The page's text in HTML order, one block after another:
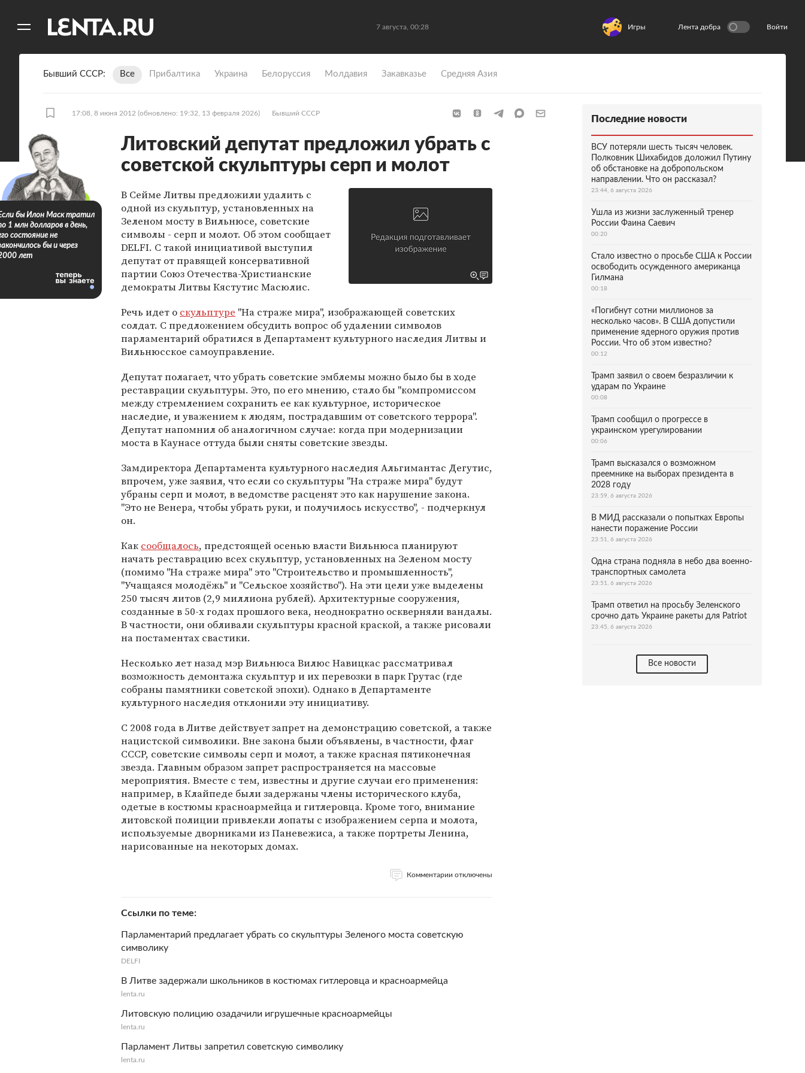
7 августа, 00:28 Игры Лента добра Войти
Бывший СССР Все Прибалтика Украина Белоруссия Молдавия Закавказье Средняя Азия
17:08, 8 июня 2012 (обновлено: 19:32, 13 февраля 2026) Бывший СССР
Литовский депутат предложил убрать с
советской скульптуры серп и молот
В Сейме Литвы предложили удалить с
одной из скульптур, установленных на
Зеленом мосту в Вильнюсе, советские
символы - серп и молот. Об этом сообщает
DELFI. С такой инициативой выступил
депутат от правящей консервативной
партии Союз Отечества-Христианские
демократы Литвы Кястутис Масюлис.
Речь идет о скульптуре "На страже мира", изображающей советских
солдат. С предложением обсудить вопрос об удалении символов
парламентарий обратился в Департамент культурного наследия Литвы и
Вильнюсское самоуправление.
Депутат полагает, что убрать советские эмблемы можно было бы в ходе
реставрации скульптуры. Это, по его мнению, стало бы "компромиссом
между стремлением сохранить ее как культурное, историческое
наследие, и уважением к людям, пострадавшим от советского террора".
Депутат напомнил об аналогичном случае: когда при модернизации
моста в Каунасе оттуда были сняты советские звезды.
Замдиректора Департамента культурного наследия Альгимантас Дегутис,
впрочем, уже заявил, что если со скульптуры "На страже мира" будут
убраны серп и молот, в ведомстве расценят это как нарушение закона.
"Это не Венера, чтобы убрать руки, и получилось искусство", - подчеркнул
он.
Как сообщалось, предстоящей осенью власти Вильнюса планируют
начать реставрацию всех скульптур, установленных на Зеленом мосту
(помимо "На страже мира" это "Строительство и промышленность",
"Учащаяся молодёжь" и "Сельское хозяйство"). На эти цели уже выделены
250 тысяч литов (2,9 миллиона рублей). Архитектурные сооружения,
созданные в 50-х годах прошлого века, неоднократно оскверняли вандалы.
В частности, они обливали скульптуры красной краской, а также рисовали
на постаментах свастики.
Несколько лет назад мэр Вильнюса Вилюс Навицкас рассматривал
возможность демонтажа скульптур и их перевозки в парк Грутас (где
собраны памятники советской эпохи). Однако в Департаменте
культурного наследия отклонили эту инициативу.
С 2008 года в Литве действует запрет на демонстрацию советской, а также
нацистской символики. Вне закона были объявлены, в частности, флаг
СССР, советские символы серп и молот, а также красная пятиконечная
звезда. Главным образом запрет распространяется на массовые
мероприятия. Вместе с тем, известны и другие случаи его применения:
например, в Клайпеде были задержаны члены исторического клуба,
одетые в костюмы красноармейца и гитлеровца. Кроме того, внимание
литовской полиции привлекли лопаты с изображением серпа и молота,
используемые дворниками из Паневежиса, а также портреты Ленина,
нарисованные на некоторых домах.
Комментарии отключены
Ссылки по теме
Парламентарий предлагает убрать со скульптуры Зеленого моста советскую
символику
DELFI
В Литве задержали школьников в костюмах гитлеровца и красноармейца
lenta.ru
Литовскую полицию озадачили игрушечные красноармейцы
lenta.ru
Парламент Литвы запретил советскую символику
lenta.ru
бы Илон Маск тратил
1 млн долларов в день,
состояние не
бы и через
лет
Последние новости
ВСУ потеряли шесть тысяч человек.
Полковник Шихабидов доложил Путину
об обстановке на добропольском
направлении. Что он рассказал?
23:44, 6 августа 2026
Ушла из жизни заслуженный тренер
России Фаина Саевич
00:20
Стало известно о просьбе США к России
освободить осужденного американца
Гилмана
00:18
«Погибнут сотни миллионов за
несколько часов». В США допустили
применение ядерного оружия против
России. Что об этом известно?
00:12
Трамп заявил о своем безразличии к
ударам по Украине
00:08
Трамп сообщил о прогрессе в
украинском урегулировании
00:06
Трамп высказался о возможном
преемнике на выборах президента в
2028 году
23:59, 6 августа 2026
В МИД рассказали о попытках Европы
нанести поражение России
23:51, 6 августа 2026
Одна страна подняла в небо два военно-
транспортных самолета
23:51, 6 августа 2026
Трамп ответил на просьбу Зеленского
срочно дать Украине ракеты для Patriot
23:45, 6 августа 2026
Все новости